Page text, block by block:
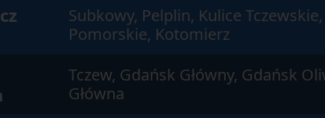
Subkowy, Pelplin, Kulice
Pomorskie, Kotomierz
Tczew, Gdańsk Główny, Gdańsk
Główna